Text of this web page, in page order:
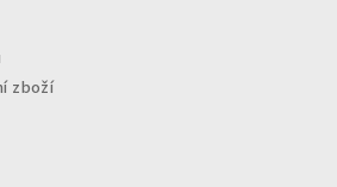
zboží